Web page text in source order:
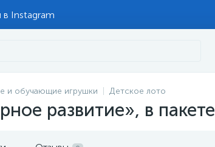
Instagram
и обучающие игрушки Детское лото
развитие», в пакете